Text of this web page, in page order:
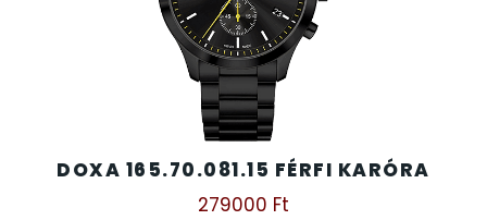
DOXA 165.70.081.15 FÉRFI KARÓRA
279000 Ft